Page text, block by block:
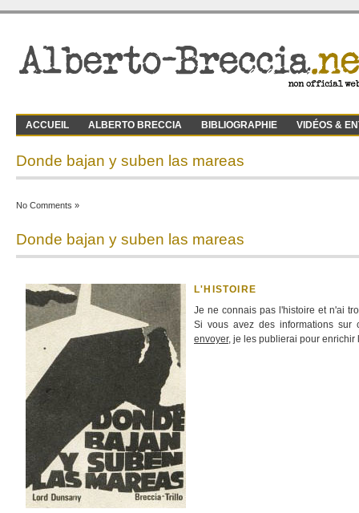
ACCUEIL ALBERTO BRECCIA BIBLIOGRAPHIE VIDÉOS &
Donde bajan y suben las mareas
No Comments »
Donde bajan y suben las mareas
L'HISTOIRE
Je ne connais pas l'histoire et n'ai
Si vous avez des informations
envoyer, je les publierai pour enrichir